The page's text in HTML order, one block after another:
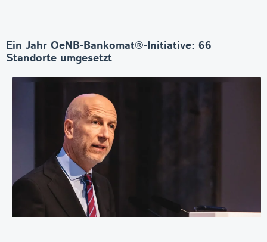
Ein Jahr OeNB-Bankomat®-Initiative: 66
Standorte umgesetzt